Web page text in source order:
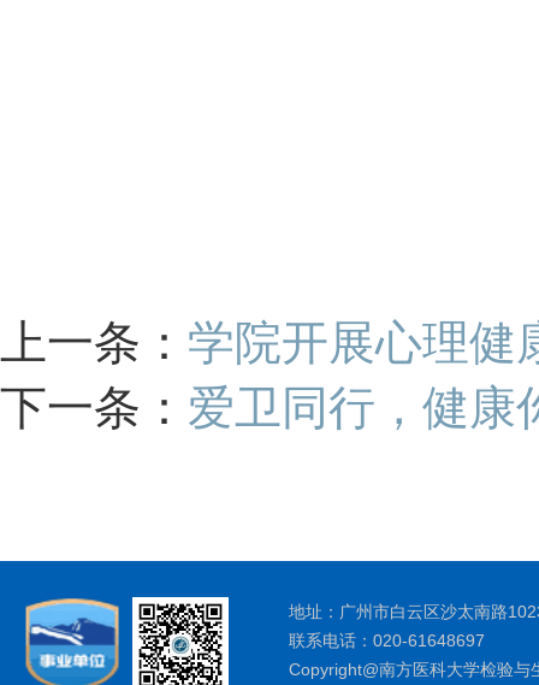
上一条： 学院开展心理健
下一条： 爱卫同行，健康
地址：广州市白云区沙太南路
联系电话：020-61648697
Copyright@南方医科大学检验